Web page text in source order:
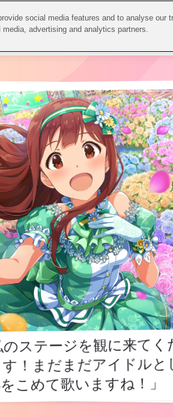
のステージを観に来て
！まだまだアイドルと
こめて歌いますね！」
のステージを観に来て
！まだまだアイドルと
こめて歌いますね！」
social media features and to analyse our
advertising and analytics partners.